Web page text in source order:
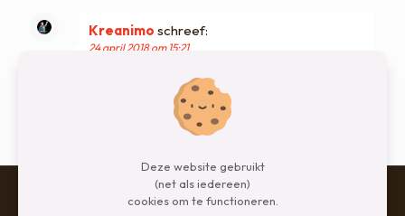
Kreanimo schreef:
24 april 2018 om 15:21
Ongelofelijk… 4 jaar zonder hem…
Deze website gebruikt
(net als iedereen)
cookies om te functioneren.